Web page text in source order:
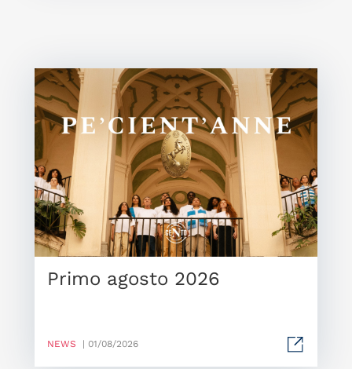
Primo agosto 2026
NEWS | 01/08/2026